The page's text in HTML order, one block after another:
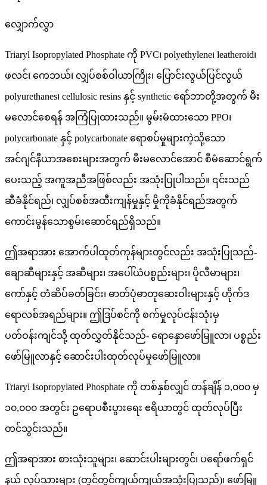
လျှောက်လွှာ
Triaryl Isopropylated Phosphate ကို PVC၊ polyethylene၊ leatheroid၊
ဖလင်၊ ကေဘယ်၊ လျှပ်စစ်ဝါယာကြိုး၊ ပြောင်းလွယ်ပြင်လွယ်
polyurethanes၊ cellulosic resins နှင့် synthetic ရော်ဘာတို့အတွက် မီး
မလောင်စေရန် အကြံပြုထားသည်။ မွမ်းမံထားသော PPO၊
polycarbonate နှင့် polycarbonate ရောစပ်မှုများကဲ့သို့သော
အင်ဂျင်နီယာအစေးများအတွက် မီးမလောင်အောင် စီမံဆောင်ရွက်
ပေးသည့် အကူအညီအဖြစ်လည်း အသုံးပြုပါသည်။ ၎င်းသည်
ဆီခံနိုင်ရည်၊ လျှပ်စစ်အထီးကျန်မှုနှင့် မှိုကိုခံနိုင်ရည်အတွက်
ကောင်းမွန်သောစွမ်းဆောင်ရည်ရှိသည်။
ဤအရာအား အောက်ပါထုတ်ကုန်များတွင်လည်း အသုံးပြုသည်-
ချောဆီများနှင့် အဆီများ၊ အပေါ်ယံပစ္စည်းများ၊ ပိုလီမာများ၊
ကော်နှင့် တံဆိပ်ခတ်ခြင်း၊ ဓာတ်ပုံဓာတုဆေးဝါးများနှင့် ဟိုက်ဒ
ရောလစ်အရည်များ။ ဤဒြပ်စင်ကို စက်မှုလုပ်ငန်းသုံးမှ
ပတ်ဝန်းကျင်သို့ ထုတ်လွှတ်နိုင်သည်- ရောနှောဖော်မြူလာ၊ ပစ္စည်း
ဖော်မြူလာနှင့် ဆောင်းပါးထုတ်လုပ်မှုဖော်မြူလာ။
Triaryl Isopropylated Phosphate ကို တစ်နှစ်လျှင် တန်ချိန် ၁,၀၀၀ မှ
၁၀,၀၀၀ အတွင်း ဥရောပစီးပွားရေး ဧရိယာတွင် ထုတ်လုပ်ပြီး
တင်သွင်းသည်။
ဤအရာအား စားသုံးသူများ၊ ဆောင်းပါးများတွင်၊ ပရော်ဖက်ရှင်
နယ် လုပ်သားများ (တွင်တွင်ကျယ်ကျယ်အသုံးပြုသည်)၊ ဖော်မြူ